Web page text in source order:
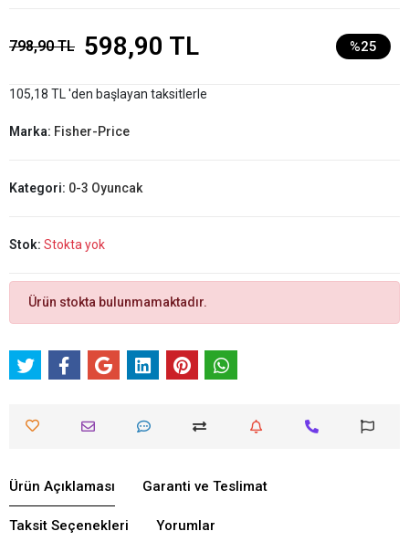
798,90 TL 598,90 TL %25
105,18 TL 'den başlayan taksitlerle
Marka: Fisher-Price
Kategori: 0-3 Oyuncak
Stok: Stokta yok
Ürün stokta bulunmamaktadır.
Ürün Açıklaması Garanti ve Teslimat
Taksit Seçenekleri Yorumlar